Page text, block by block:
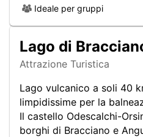
Ideale per gruppi
Lago di
Attrazione Turistica
Lago vulcanico a soli 40
limpidissime per la
Il castello Odescalchi-
borghi di Bracciano e